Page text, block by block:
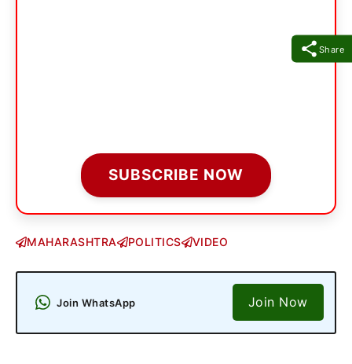
Share
SUBSCRIBE NOW
MAHARASHTRA POLITICS VIDEO
Join WhatsApp Join Now